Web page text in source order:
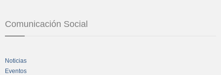
Comunicación Social
Noticias
Eventos